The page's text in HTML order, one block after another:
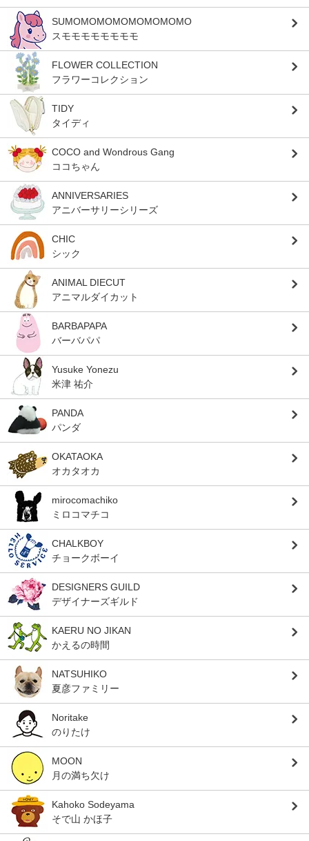
SUMOMOMOMOMOMOMOMO
スモモモモモモモモ
FLOWER COLLECTION
フラワーコレクション
TIDY
タイディ
COCO and Wondrous Gang
ココちゃん
ANNIVERSARIES
アニバーサリーシリーズ
CHIC
シック
ANIMAL DIECUT
アニマルダイカット
BARBAPAPA
バーバパパ
Yusuke Yonezu
米津 祐介
PANDA
パンダ
OKATAOKA
オカタオカ
mirocomachiko
ミロコマチコ
CHALKBOY
チョークボーイ
DESIGNERS GUILD
デザイナーズギルド
KAERU NO JIKAN
かえるの時間
NATSUHIKO
夏彦ファミリー
Noritake
のりたけ
MOON
月の満ち欠け
Kahoko Sodeyama
そで山 かほ子